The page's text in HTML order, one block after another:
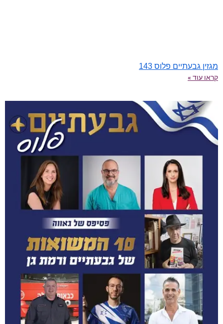
מגזין גבעתיים פלוס 143
קראו עוד »